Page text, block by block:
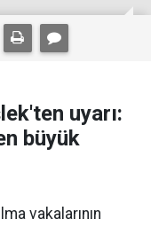
uyarı:
büyük
vakalarının